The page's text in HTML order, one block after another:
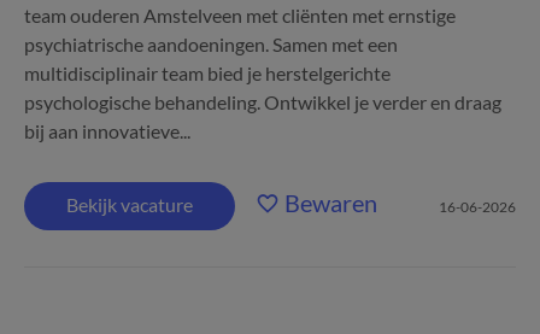
team ouderen Amstelveen met cliënten met ernstige
psychiatrische aandoeningen. Samen met een
multidisciplinair team bied je herstelgerichte
psychologische behandeling. Ontwikkel je verder en draag
bij aan innovatieve...
Bekijk vacature Bewaren 16-06-2026